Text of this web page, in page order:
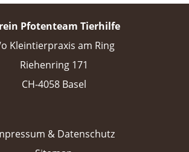
Pfotenteam Tierhilfe
Kleintierpraxis am Ring
Riehenring 171
CH-4058 Basel
& Datenschutz